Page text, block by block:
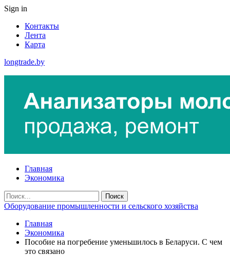
Sign in
Контакты
Лента
Карта
longtrade.by
Главная
Экономика
Оборудование промышленности и сельского хозяйства
Главная
Экономика
Пособие на погребение уменьшилось в Беларуси. С чем
это связано